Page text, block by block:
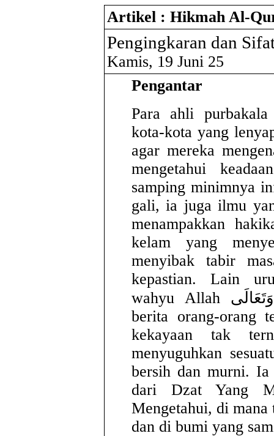
Artikel : Hikmah Al-
Kamis, 19 Juni 25
Pengantar
Para ahli
kota-kota yang
agar mereka
mengetahui
samping minimnya
gali, ia juga ilmu
menampakkan
kelam yang
menyibak tabir
kepastian. Lain
wahyu Allah سُبْحَانَهُ وَتَعَالَى untuk membawara
berita orang-orang
kekayaan tak
menyuguhkan
bersih dan murni.
dari Dzat Yang
Mengetahui, di mana
dan di bumi yang